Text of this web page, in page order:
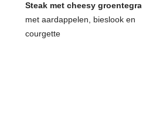
Steak met cheesy
met aardappelen, bieslook en
courgette